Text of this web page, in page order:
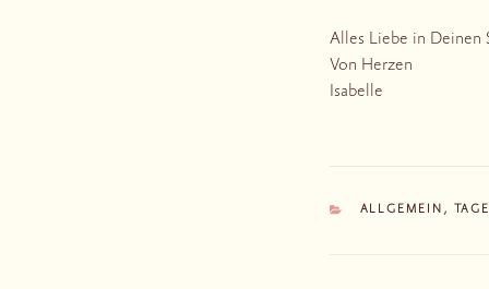
Alles Liebe in Deinen
Von Herzen
Isabelle
KATEGORIEN
ALLGEMEIN ,